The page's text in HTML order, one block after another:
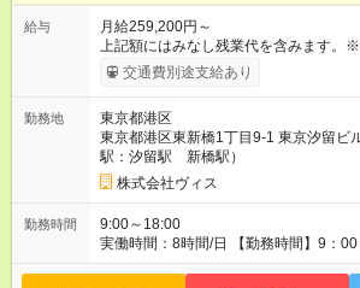
給与
月給259,200円～
上記額にはみなし残業代を含みます。※
ます。 みなし残業代 19,200円 以上／
／月 月給259,200円～＋賞与年2回（
代（月10時間分、1万9,200円～）を含
支給します 【試用期間】試用期間あり 試用期間の長さ：6ヶ月
雇用形態、給与は本採用時と同じです。
交通費別途支給あり
勤務地
東京都港区
東京都港区東新橋1丁目9-1 東京汐留ビ
駅：汐留駅 新橋駅）
株式会社ヴィス
勤務時間
9:00～18:00
実働時間：8時間/日 【勤務時間】9：00